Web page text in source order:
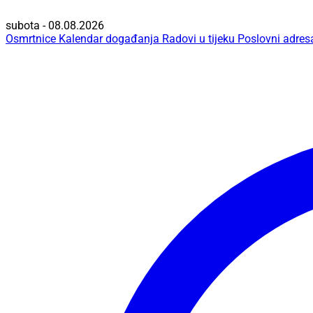
subota - 08.08.2026
Osmrtnice Kalendar događanja Radovi u tijeku Poslovni